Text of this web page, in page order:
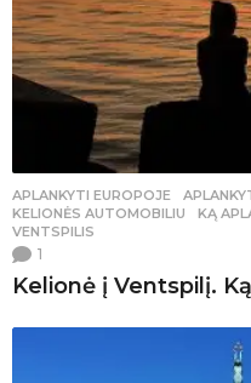
APLANKYTI EUROPOJE ,
KELIONĖS AUTOMOBILIU
KĄ
VENTSPILIS
1
Kelionė į Ventspilį.